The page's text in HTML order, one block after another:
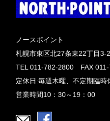
ノースポイント
札幌市東区北27条東22丁目3-
TEL 011-782-2800 FAX
定休日:毎週木曜、不定期臨時
営業時間10：30～19：00